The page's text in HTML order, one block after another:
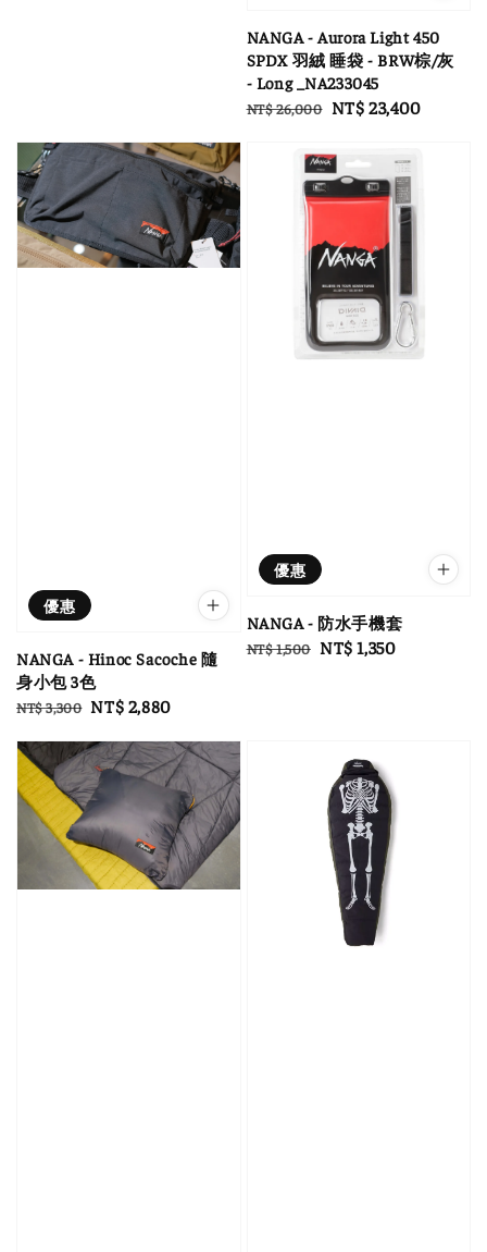
NANGA - Aurora Light 450
SPDX 羽絨 睡袋 - BRW棕/灰
- Long _NA233045
Regular
NT$ 26,000 Sale
NT$ 23,400
優惠
NANGA - Hinoc Sacoche 隨
身小包 3色
Regular
NT$ 3,300 Sale
NT$ 2,880
優惠
NANGA - 防水手機套
Regular
NT$ 1,500 Sale
NT$ 1,350